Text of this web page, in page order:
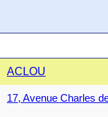
ACLOU
17, Avenue Charles